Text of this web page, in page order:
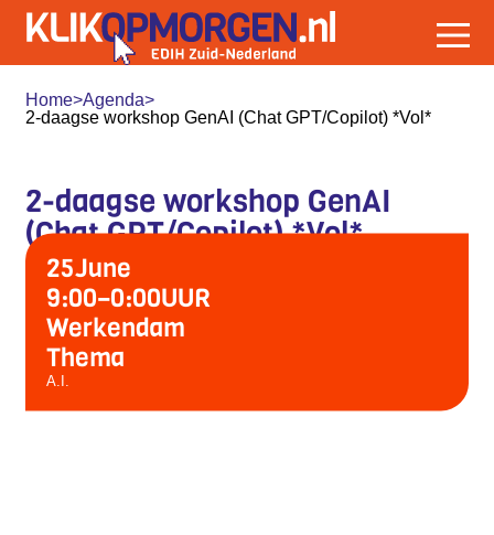
Home>Agenda>
2-daagse workshop GenAI (Chat GPT/Copilot) *Vol*
2-daagse workshop GenAI
(Chat GPT/Copilot) *Vol*
25June
9:00–0:00UUR
Werkendam
Thema
A.I.